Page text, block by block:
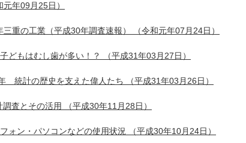
元年09月25日）
重の工業（平成30年調査速報） （令和元年07月24日）
どもはむし歯が多い！？ （平成31年03月27日）
統計の歴史を支えた偉人たち （平成31年03月26日）
査とその活用 （平成30年11月28日）
ォン・パソコンなどの使用状況 （平成30年10月24日）